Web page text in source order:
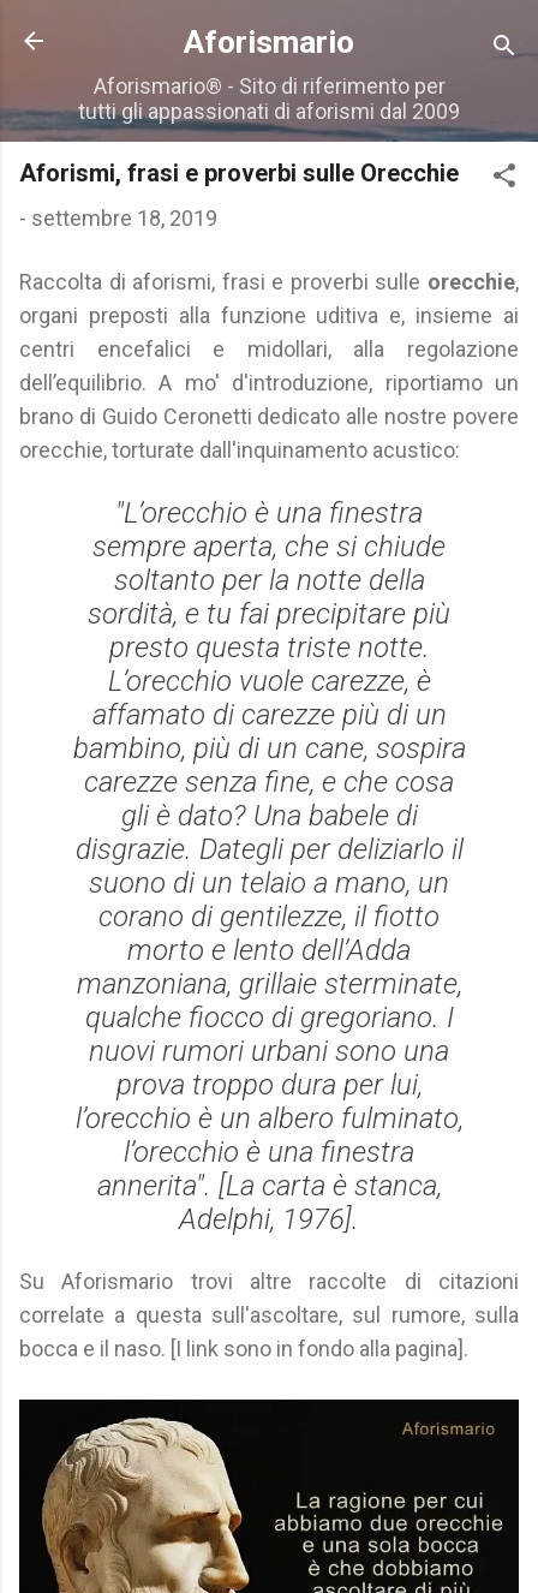
Passa ai contenuti principali
Aforismario
Aforismario® - Sito di riferimento per
tutti gli appassionati di aforismi dal 2009
Aforismi, frasi e proverbi sulle Orecchie
- settembre 18, 2019
Raccolta di aforismi, frasi e proverbi sulle orecchie,
organi preposti alla funzione uditiva e, insieme ai
centri encefalici e midollari, alla regolazione
dell’equilibrio. A mo' d'introduzione, riportiamo un
brano di Guido Ceronetti dedicato alle nostre povere
orecchie, torturate dall'inquinamento acustico:
"L’orecchio è una finestra
sempre aperta, che si chiude
soltanto per la notte della
sordità, e tu fai precipitare più
presto questa triste notte.
L’orecchio vuole carezze, è
affamato di carezze più di un
bambino, più di un cane, sospira
carezze senza fine, e che cosa
gli è dato? Una babele di
disgrazie. Dategli per deliziarlo il
suono di un telaio a mano, un
corano di gentilezze, il fiotto
morto e lento dell’Adda
manzoniana, grillaie sterminate,
qualche fiocco di gregoriano. I
nuovi rumori urbani sono una
prova troppo dura per lui,
l’orecchio è un albero fulminato,
l’orecchio è una finestra
annerita". [La carta è stanca,
Adelphi, 1976].
Su Aforismario trovi altre raccolte di citazioni
correlate a questa sull'ascoltare, sul rumore, sulla
bocca e il naso. [I link sono in fondo alla pagina].